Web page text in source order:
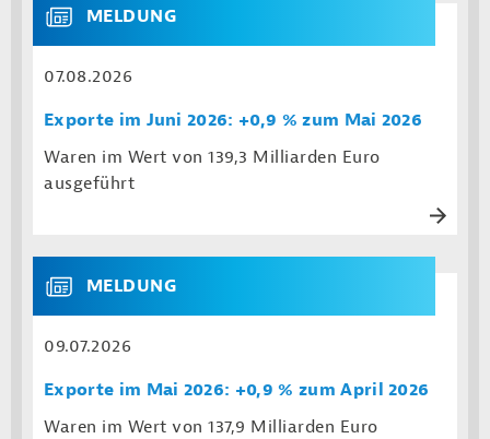
MELDUNG
07.08.2026
Exporte im Juni 2026: +0,9 % zum Mai 2026
Waren im Wert von 139,3 Milliarden Euro
ausgeführt
MELDUNG
09.07.2026
Exporte im Mai 2026: +0,9 % zum April 2026
Waren im Wert von 137,9 Milliarden Euro